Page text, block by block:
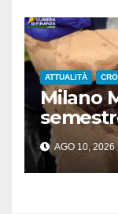
ATTUALITÀ
Milano
norma
AGO 10, 2026